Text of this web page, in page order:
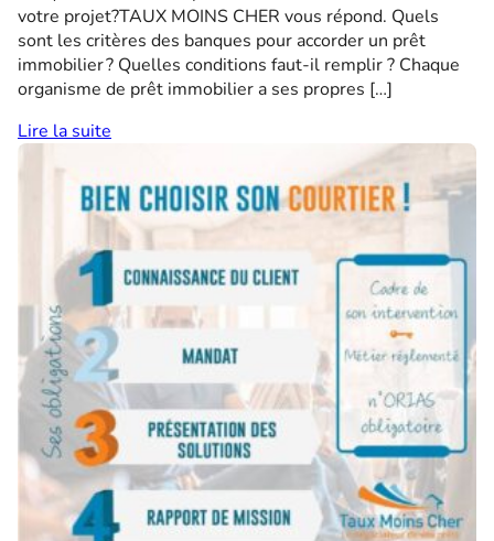
votre projet?TAUX MOINS CHER vous répond. Quels
sont les critères des banques pour accorder un prêt
immobilier ? Quelles conditions faut-il remplir ? Chaque
organisme de prêt immobilier a ses propres […]
Lire la suite